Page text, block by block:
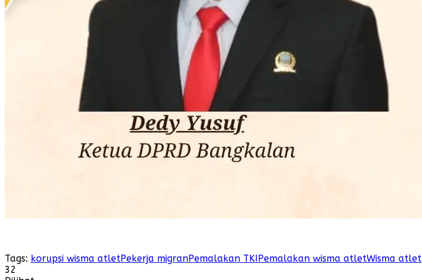
Tags: korupsi wisma atletPekerja migranPemalakan TKIPemalakan wisma atletWisma atlet
32